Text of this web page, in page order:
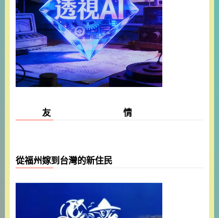
友 情
從福州嫁到台灣的新住民